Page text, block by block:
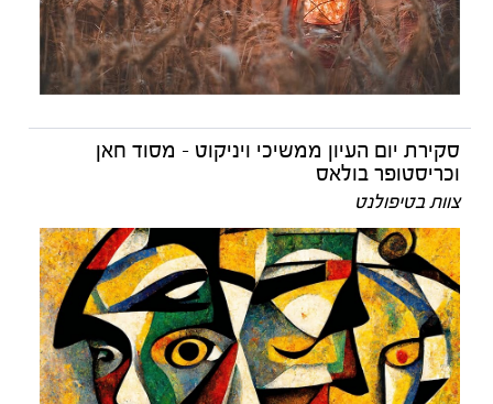
סקירת יום העיון ממשיכי ויניקוט - מסוד חאן
וכריסטופר בולאס
צוות בטיפולנט